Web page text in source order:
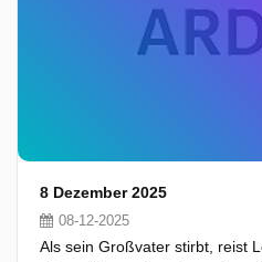
8 Dezember 2025
08-12-2025
Als sein Großvater stirbt, reist